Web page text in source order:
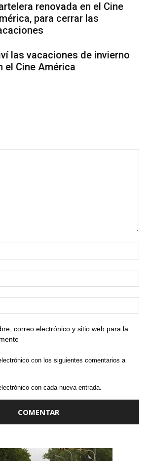
renovada en el Cine
para cerrar las
las vacaciones de invierno
el Cine América
correo electrónico y sitio web para la
con los siguientes comentarios a
con cada nueva entrada.